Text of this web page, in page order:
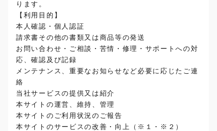
ります。
【利用目的】
本人確認・個人認証
請求書その他の書類又は商品等の発送
お問い合わせ・ご相談・苦情・修理・サポートへの対
応、確認及び記録
メンテナンス、重要なお知らせなど必要に応じたご連
絡
当社サービスの提供又は紹介
本サイトの運営、維持、管理
本サイトのご利用状況のご報告
本サイトのサービスの改善・向上（※１・※２）